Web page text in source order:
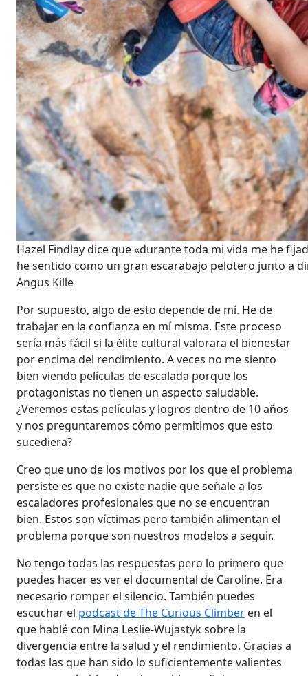
Hazel Findlay dice que «durante toda mi vida me he
he sentido como un gran escarabajo pelotero junto a
Angus Kille
Por supuesto, algo de esto depende de mí. He de
trabajar en la confianza en mí misma. Este proceso
sería más fácil si la élite cultural valorara el bienestar
por encima del rendimiento. A veces no me siento
bien viendo películas de escalada porque los
protagonistas no tienen un aspecto saludable.
¿Veremos estas películas y logros dentro de 10 años
y nos preguntaremos cómo permitimos que esto
sucediera?
Creo que uno de los motivos por los que el problema
persiste es que no existe nadie que señale a los
escaladores profesionales que no se encuentran
bien. Estos son víctimas pero también alimentan el
problema porque son nuestros modelos a seguir.
No tengo todas las respuestas pero lo primero que
puedes hacer es ver el documental de Caroline. Era
necesario romper el silencio. También puedes
escuchar el podcast de The Curious Climber en el
que hablé con Mina Leslie-Wujastyk sobre la
divergencia entre la salud y el rendimiento. Gracias a
todas las que han sido lo suficientemente valientes